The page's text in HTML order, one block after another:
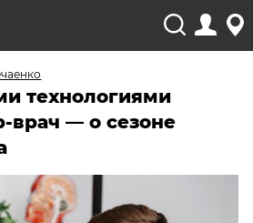
технологиями
врач — о сезоне